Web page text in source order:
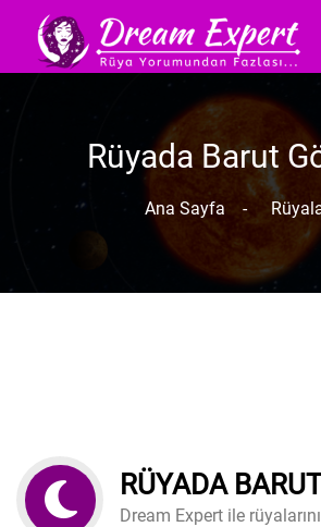
Rüyada Barut
Ana Sayfa -
RÜYADA
Dream Expert ile